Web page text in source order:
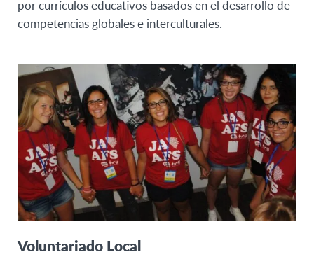
por currículos educativos basados en el desarrollo de
competencias globales e interculturales.
Voluntariado Local